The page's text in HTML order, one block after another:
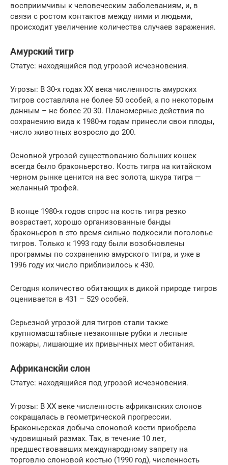
восприимчивы к человеческим заболеваниям, и, в
связи с ростом контактов между ними и людьми,
происходит увеличение количества случаев заражения.
Амурский тигр
Статус: находящийся под угрозой исчезновения.
Угрозы: В 30-х годах XX века численность амурских
тигров составляла не более 50 особей, а по некоторым
данным – не более 20-30. Планомерные действия по
сохранению вида к 1980-м годам принесли свои плоды,
число животных возросло до 200.
Основной угрозой существованию больших кошек
всегда было браконьерство. Кость тигра на китайском
черном рынке ценится на вес золота, шкура тигра —
желанный трофей.
В конце 1980-х годов спрос на кость тигра резко
возрастает, хорошо организованные банды
браконьеров в это время сильно подкосили поголовье
тигров. Только к 1993 году были возобновлены
программы по сохранению амурского тигра, и уже в
1996 году их число приблизилось к 430.
Сегодня количество обитающих в дикой природе тигров
оценивается в 431 – 529 особей.
Серьезной угрозой для тигров стали также
крупномасштабные незаконные рубки и лесные
пожары, лишающие их привычных мест обитания.
Африканскйи слон
Статус: находящийся под угрозой исчезновения.
Угрозы: В XX веке численность африканских слонов
сокращалась в геометрической прогрессии.
Браконьерская добыча слоновой кости приобрела
чудовищный размах. Так, в течение 10 лет,
предшествовавших международному запрету на
торговлю слоновой костью (1990 год), численность